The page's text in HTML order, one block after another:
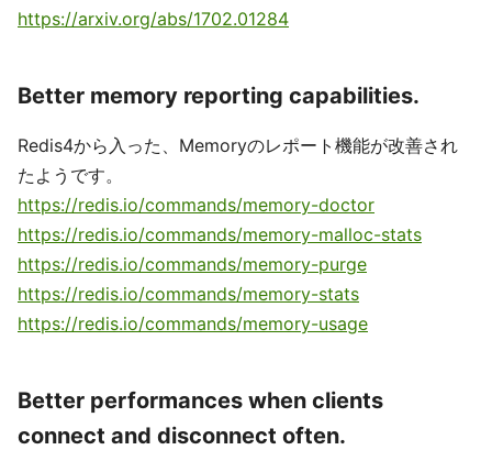
https://arxiv.org/abs/1702.01284
Better memory reporting capabilities.
Redis4から入った、Memoryのレポート機能が改善され
たようです。
https://redis.io/commands/memory-doctor
https://redis.io/commands/memory-malloc-stats
https://redis.io/commands/memory-purge
https://redis.io/commands/memory-stats
https://redis.io/commands/memory-usage
Better performances when clients
connect and disconnect often.